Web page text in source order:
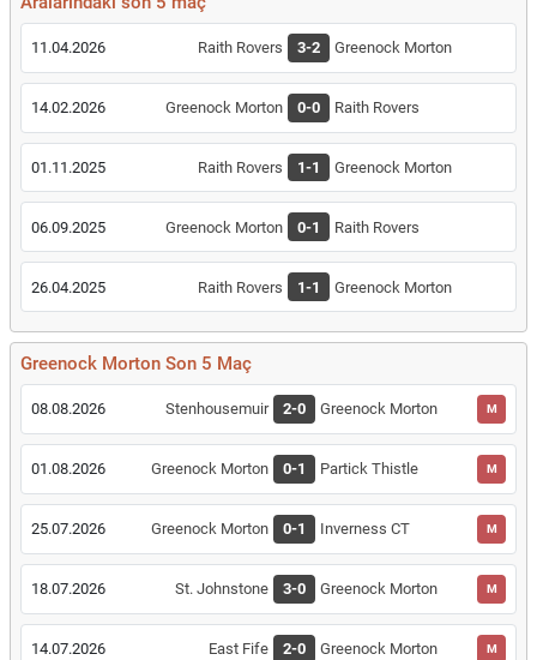
11.04.2026 Raith Rovers 3-2 Greenock Morton
14.02.2026 Greenock Morton 0-0 Raith Rovers
01.11.2025 Raith Rovers 1-1 Greenock Morton
06.09.2025 Greenock Morton 0-1 Raith Rovers
26.04.2025 Raith Rovers 1-1 Greenock Morton
Greenock Morton Son 5 Maç
08.08.2026 Stenhousemuir 2-0 Greenock Morton M
01.08.2026 Greenock Morton 0-1 Partick Thistle M
25.07.2026 Greenock Morton 0-1 Inverness CT M
18.07.2026 St. Johnstone 3-0 Greenock Morton M
14.07.2026 East Fife 2-0 Greenock Morton M